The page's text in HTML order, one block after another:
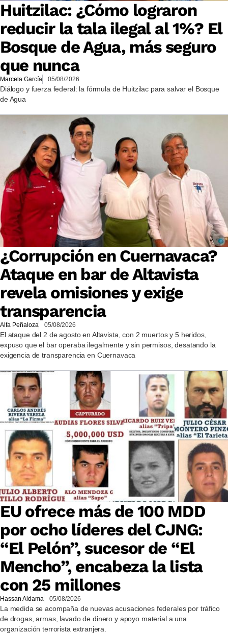
Huitzilac: ¿Cómo lograron
reducir la tala ilegal al 1%? El
Bosque de Agua, más seguro
que nunca
Marcela García 05/08/2026
Diálogo y fuerza federal: la fórmula de Huitzilac para salvar el Bosque
de Agua
¿Corrupción en Cuernavaca?
Ataque en bar de Altavista
revela omisiones y exige
transparencia
Alfa Peñaloza 05/08/2026
El ataque del 2 de agosto en Altavista, con 2 muertos y 5 heridos,
expuso que el bar operaba ilegalmente y sin permisos, desatando la
exigencia de transparencia en Cuernavaca
EU ofrece más de 100 MDD
por ocho líderes del CJNG:
“El Pelón”, sucesor de “El
Mencho”, encabeza la lista
con 25 millones
Hassan Aldama 05/08/2026
La medida se acompaña de nuevas acusaciones federales por tráfico
de drogas, armas, lavado de dinero y apoyo material a una
organización terrorista extranjera.